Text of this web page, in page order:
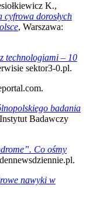
K.,
cyfrowa dorosłych
, Warszawa:
technologiami – 10
sektor3-0.pl.
badania
Badawczy
Co ośmy
nawyki w